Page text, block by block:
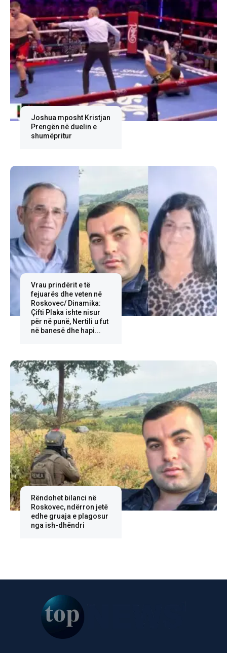
Joshua mposht Kristjan
Prengën në duelin e
shumëpritur
Vrau prindërit e të
fejuarës dhe veten në
Roskovec/ Dinamika:
Çifti Plaka ishte nisur
për në punë, Nertili u fut
në banesë dhe hapi...
Rëndohet bilanci në
Roskovec, ndërron jetë
edhe gruaja e plagosur
nga ish-dhëndri